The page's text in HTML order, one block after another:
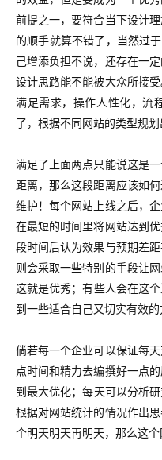
前提之一，要符合当下设计
的顺手就算不错了，当然过
己增添负担不说，还存在一
设计思路能不能被大众所接
满足需求，操作人性化，流
了，根据不同网站的类型规划
满足了上面两点只能说这是
距离，那么这段距离应该如
维护！每个网站上线之后，
在最短的时间里将网站达到
段时间后认为效果与预期差
则会采取一些特别的手段让
这就是优秀；有些人会在这
到一些适合自己又切实有效
倘若每一个企业可以保证每
点时间和精力去编撰好一点
到最大优化；每天可以分析
根据对网站统计的情况作出
个明天明天再明天，那么这